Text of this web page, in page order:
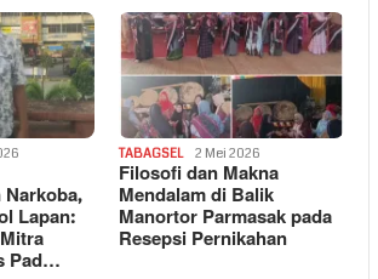
Lapan:
Pad…
TABAGSEL 2 Mei 2026
Filosofi dan Makna
Mendalam di Balik
Manortor Parmasak pada
Resepsi Pernikahan